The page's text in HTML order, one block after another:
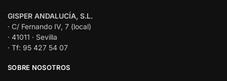
GISPER ANDALUCÍA, S.L.
· C/ Fernando IV, 7 (local)
· 41011 · Sevilla
· Tf: 95 427 54 07
SOBRE NOSOTROS